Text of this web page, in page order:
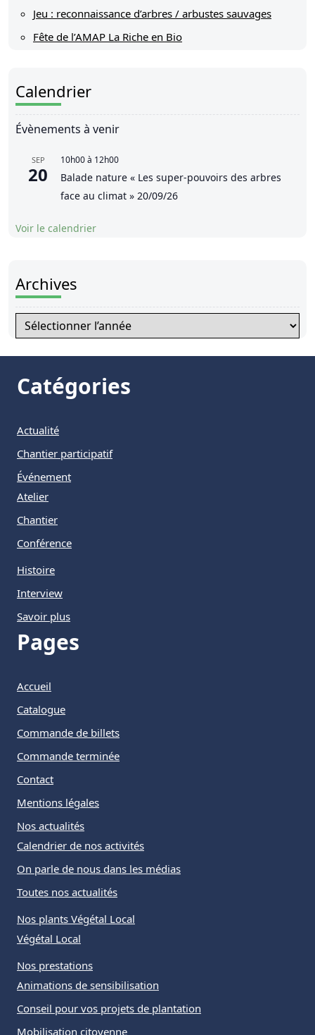
Jeu : reconnaissance d’arbres / arbustes sauvages
Fête de l’AMAP La Riche en Bio
Calendrier
Évènements à venir
SEP
20
10h00à 12h00
Balade nature « Les super-pouvoirs des arbres
face au climat » 20/09/26
Voir le calendrier
Archives
Archives
Catégories
Actualité
Chantier participatif
Événement
Atelier
Chantier
Conférence
Histoire
Interview
Savoir plus
Pages
Accueil
Catalogue
Commande de billets
Commande terminée
Contact
Mentions légales
Nos actualités
Calendrier de nos activités
On parle de nous dans les médias
Toutes nos actualités
Nos plants Végétal Local
Végétal Local
Nos prestations
Animations de sensibilisation
Conseil pour vos projets de plantation
Mobilisation citoyenne